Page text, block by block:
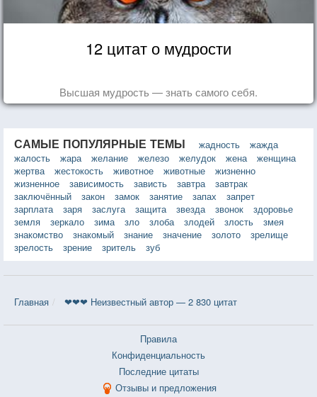
12 цитат о мудрости
Высшая мудрость — знать самого себя.
САМЫЕ ПОПУЛЯРНЫЕ ТЕМЫ жадность
жажда
жалость
жара желание железо желудок жена
женщина
жертва
жестокость животное животные
жизненно
жизненное
зависимость зависть завтра
завтрак
заключённый
закон замок занятие запах
запрет
зарплата
заря заслуга защита звезда звонок
здоровье
земля
зеркало зима зло злоба злодей злость
змея
знакомство
знакомый знание значение золото
зрелище
зрелость
зрение зритель зуб
Главная ❤❤❤ Неизвестный автор — 2 830 цитат
Правила
Конфиденциальность
Последние цитаты
Отзывы и предложения